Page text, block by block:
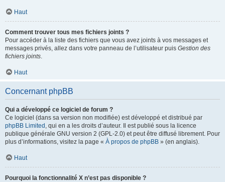
Haut
Comment trouver tous mes fichiers joints ?
Pour accéder à la liste des fichiers que vous avez joints à vos messages et
messages privés, allez dans votre panneau de l’utilisateur puis Gestion des
fichiers joints.
Haut
Concernant phpBB
Qui a développé ce logiciel de forum ?
Ce logiciel (dans sa version non modifiée) est développé et distribué par
phpBB Limited , qui en a les droits d’auteur. Il est publié sous la licence
publique générale GNU version 2 (GPL-2.0) et peut être diffusé librement. Pour
plus d’informations, visitez la page « À propos de phpBB » (en anglais).
Haut
Pourquoi la fonctionnalité X n’est pas disponible ?